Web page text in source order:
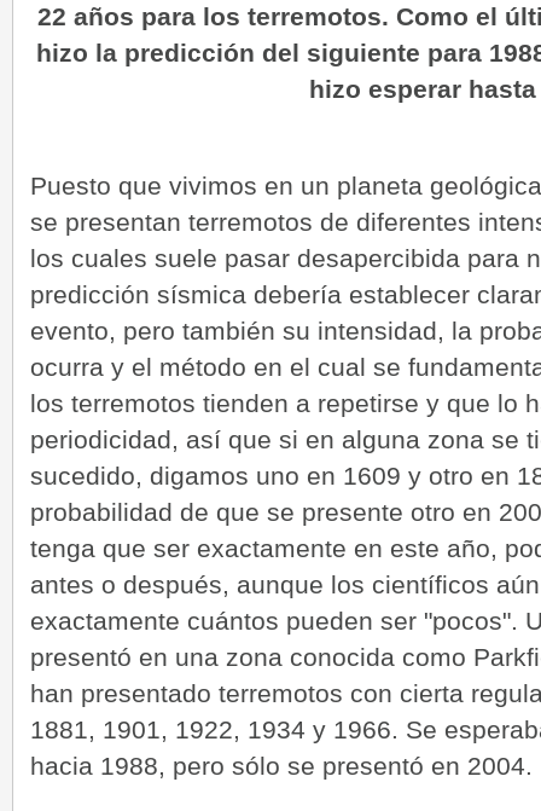
22 años para los terremotos. Como el
hizo la predicción del siguiente para
hizo esperar hasta
Puesto que vivimos en un planeta
se presentan terremotos de diferentes
los cuales suele pasar desapercibida para
predicción sísmica debería establecer
evento, pero también su intensidad, la
ocurra y el método en el cual se
los terremotos tienden a repetirse y que lo
periodicidad, así que si en alguna zona se
sucedido, digamos uno en 1609 y otro en
probabilidad de que se presente otro en
tenga que ser exactamente en este año,
antes o después, aunque los científicos
exactamente cuántos pueden ser "pocos".
presentó en una zona conocida como
han presentado terremotos con cierta
1881, 1901, 1922, 1934 y 1966. Se
hacia 1988, pero sólo se presentó en 2004.